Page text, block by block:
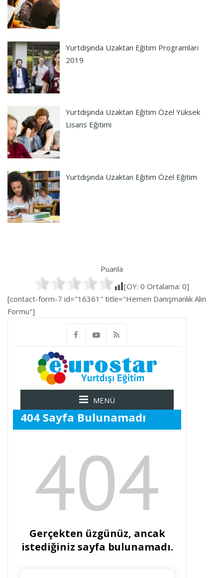
Yurtdışında Uzaktan Eğitim Programları
2019
Yurtdışında Uzaktan Eğitim Özel Yüksek
Lisans Eğitimi
Yurtdışında Uzaktan Eğitim Özel Eğitim
Puanla
[OY: 0 Ortalama: 0]
[contact-form-7 id="16361" title="Hemen Danışmanlık Alın
Formu"]